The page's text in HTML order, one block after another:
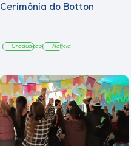
Cerimônia do Botton
Graduação Notícia